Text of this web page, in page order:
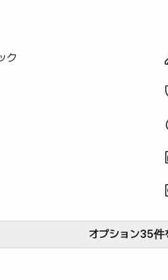
ク）
ル・椅子
IH
・はさみ等）
）ンス
パー
たたみマットレス
ュー設備
ネス
ナール
ヒノキ風呂
ク
ルギー
ー体型
オプション35件